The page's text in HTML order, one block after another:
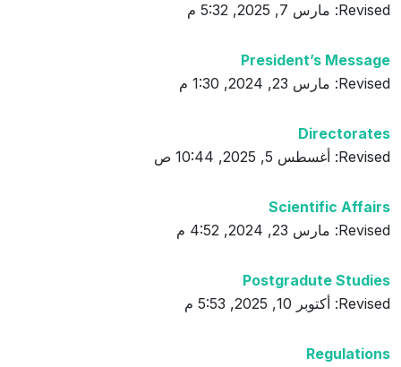
Revised: مارس 7, 2025, 5:32 م
President’s Message
Revised: مارس 23, 2024, 1:30 م
Directorates
Revised: أغسطس 5, 2025, 10:44 ص
Scientific Affairs
Revised: مارس 23, 2024, 4:52 م
Postgradute Studies
Revised: أكتوبر 10, 2025, 5:53 م
Regulations